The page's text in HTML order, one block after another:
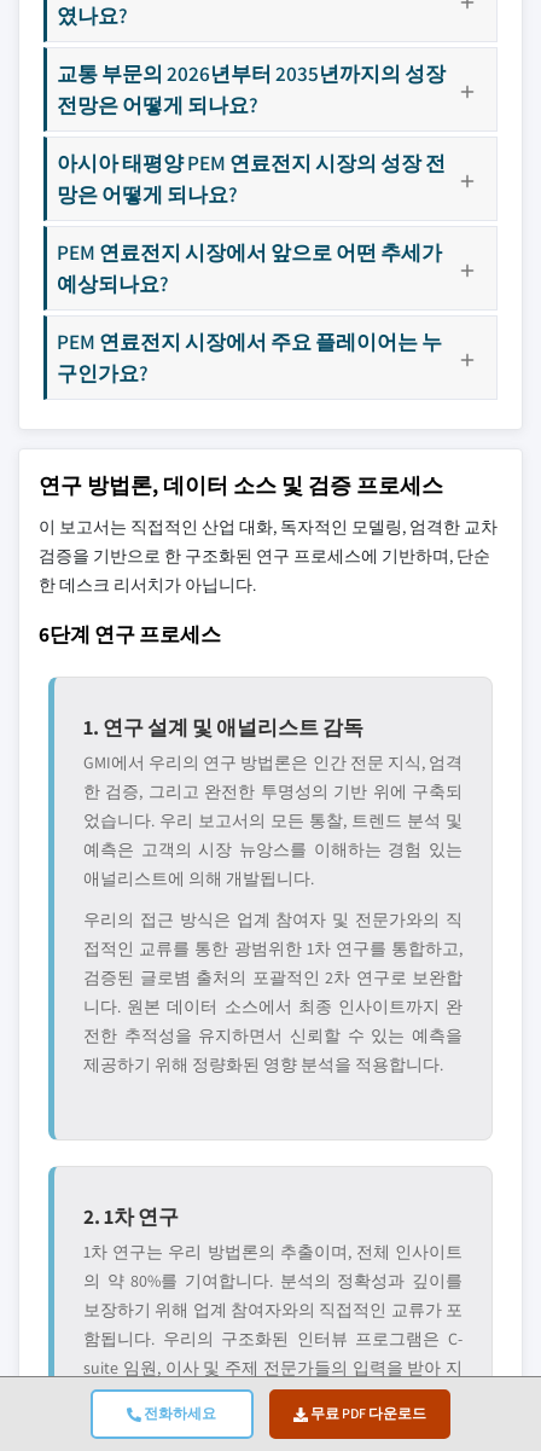
전화하세요 무료 PDF 다운로드
였나요?
교통 부문의 2026년부터 2035년까지의 성장
전망은 어떻게 되나요?
아시아 태평양 PEM 연료전지 시장의 성장 전
망은 어떻게 되나요?
PEM 연료전지 시장에서 앞으로 어떤 추세가
예상되나요?
PEM 연료전지 시장에서 주요 플레이어는 누
구인가요?
연구 방법론, 데이터 소스 및 검증 프로세스
이 보고서는 직접적인 산업 대화, 독자적인 모델링, 엄격한 교차
검증을 기반으로 한 구조화된 연구 프로세스에 기반하며, 단순
한 데스크 리서치가 아닙니다.
6단계 연구 프로세스
1. 연구 설계 및 애널리스트 감독
GMI에서 우리의 연구 방법론은 인간 전문 지식, 엄격
한 검증, 그리고 완전한 투명성의 기반 위에 구축되
었습니다. 우리 보고서의 모든 통찰, 트렌드 분석 및
예측은 고객의 시장 뉴앙스를 이해하는 경험 있는
애널리스트에 의해 개발됩니다.
우리의 접근 방식은 업계 참여자 및 전문가와의 직
접적인 교류를 통한 광범위한 1차 연구를 통합하고,
검증된 글로볌 출처의 포괄적인 2차 연구로 보완합
니다. 원본 데이터 소스에서 최종 인사이트까지 완
전한 추적성을 유지하면서 신뢰할 수 있는 예측을
제공하기 위해 정량화된 영향 분석을 적용합니다.
2. 1차 연구
1차 연구는 우리 방법론의 추출이며, 전체 인사이트
의 약 80%를 기여합니다. 분석의 정확성과 깊이를
보장하기 위해 업계 참여자와의 직접적인 교류가 포
함됩니다. 우리의 구조화된 인터뷰 프로그램은 C-
suite 임원, 이사 및 주제 전문가들의 입력을 받아 지
역 및 글로볌 시장을 다룹니다. 이러한 상호 작용은
전략적, 운영적, 기술적 관점을 제공하여 종합적인